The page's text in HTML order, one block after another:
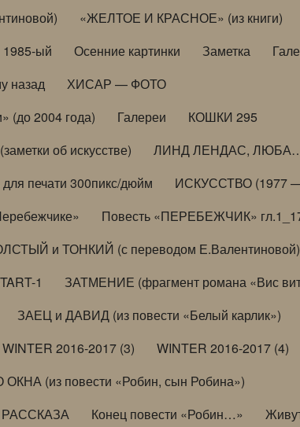
«ЖЕЛТОЕ И КРАСНОЕ» (из книги)
1985-ый Осенние картинки Заметка
назад
ХИСАР — ФОТО
(до 2004 года) Галереи
КОШКИ 295
об искусстве)
ЛИНД ЛЕНДАС,
печати 300пикс/дюйм
ИСКУССТВО (1977 —
Повесть «ПЕРЕБЕЖЧИК»
и ТОНКИЙ (с переводом Е.Валентиновой)
1
ЗАТМЕНИЕ (фрагмент романа «Вис
ЗАЕЦ и ДАВИД (из повести «Белый карлик»)
WINTER 2016-2017 (3)
WINTER 2016-2017 (4)
(из повести «Робин, сын Робина»)
Конец повести «Робин…»